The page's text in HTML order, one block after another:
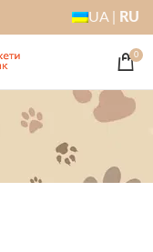
UA | RU
0